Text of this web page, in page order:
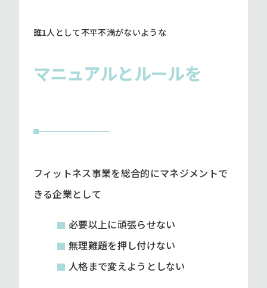
誰1人として不平不満がないような
マニュアルとルールを
フィットネス事業を総合的にマネジメントで
きる企業として
必要以上に頑張らせない
無理難題を押し付けない
人格まで変えようとしない